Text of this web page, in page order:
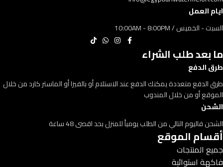
ايام العمل
السبت - الخميس / 10:00AM - 8:00PM
ما بعد طلب الشراء
طرق الدفع
طرق الدفع متعددة يمكنك الدفع عند الاستلام أو بالفيزا أو الماستر كارد من خلال
الموقع أو من خلال المندوب
الشحن
الشحن فاليوم التالي من الطلب يومياً للمنزل بحد اقصى 48 ساعة
أقسام الموقع
جميع المنتجات
فاكهة استوائية